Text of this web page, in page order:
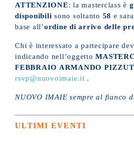
ATTENZIONE: la masterclass è
disponibili sono soltanto 58 e
base all’ordine di arrivo delle
Chi è interessato a partecipare
indicando nell’oggetto
FEBBRAIO ARMANDO
rsvp@nuovoimaie.it .
NUOVO IMAIE sempre al fianco
ULTIMI EVENTI